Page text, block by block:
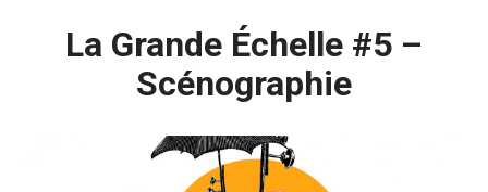
La Grande Échelle #5 –
Scénographie